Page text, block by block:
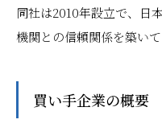
同社は2010年設立で、日
機関との信頼関係を築いて
買い手企業の概要